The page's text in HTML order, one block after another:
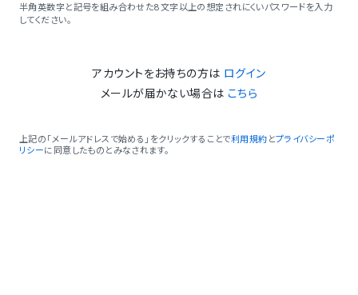
半角英数字と記号を組み合わせた8文字以上の想定されにくいパスワードを入力
してください。
アカウントをお持ちの方は ログイン
メールが届かない場合は こちら
上記の「メールアドレスで始める」をクリックすることで利用規約 とプライバシーポ
リシーに同意したものとみなされます。